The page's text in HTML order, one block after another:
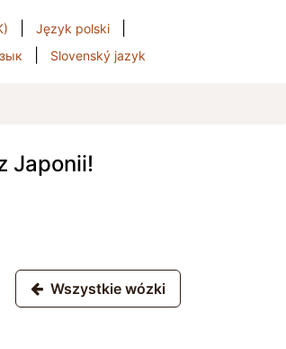
Język polski
Slovenský jazyk
Japonii!
Wszystkie wózki